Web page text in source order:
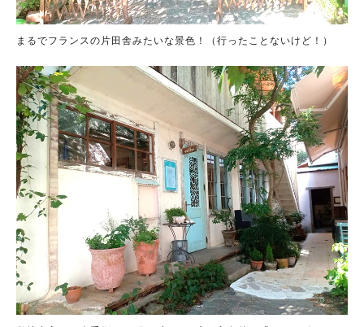
まるでフランスの片田舎みたいな景色！（行ったことないけど！）